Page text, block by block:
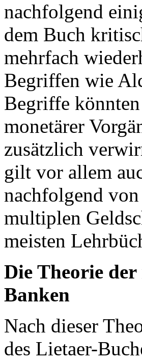
nachfolgend
dem Buch
mehrfach
Begriffen wie
Begriffe
monetärer
zusätzlich
gilt vor allem
nachfolgend
multiplen
meisten
Die Theorie
Banken
Nach dieser
des Lietaer-